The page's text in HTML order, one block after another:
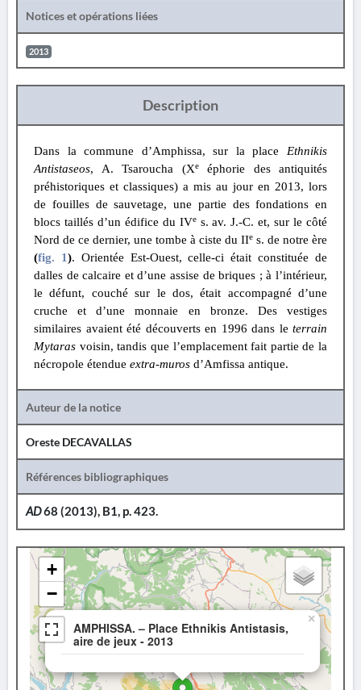
Notices et opérations liées
2013
Description
Dans la commune d’Amphissa, sur la place Ethnikis
Antistaseos, A. Tsaroucha (Xeéphorie des antiquités
préhistoriques et classiques) a mis au jour en 2013, lors
de fouilles de sauvetage, une partie des fondations en
blocs taillés d’un édifice du IVes. av. J.-C. et, sur le côté
Nord de ce dernier, une tombe à ciste du IIe s. de notre ère
(fig. 1). Orientée Est-Ouest, celle-ci était constituée de
dalles de calcaire et d’une assise de briques ; à l’intérieur,
le défunt, couché sur le dos, était accompagné d’une
cruche et d’une monnaie en bronze. Des vestiges
similaires avaient été découverts en 1996 dans le terrain
Mytaras voisin, tandis que l’emplacement fait partie de la
nécropole étendue extra-muros d’Amfissa antique.
Auteur de la notice
Oreste DECAVALLAS
Références bibliographiques
AD68 (2013), B1, p. 423.
AMPHISSA. – Place Ethnikis Antistasis,
aire de jeux - 2013
×
+
−